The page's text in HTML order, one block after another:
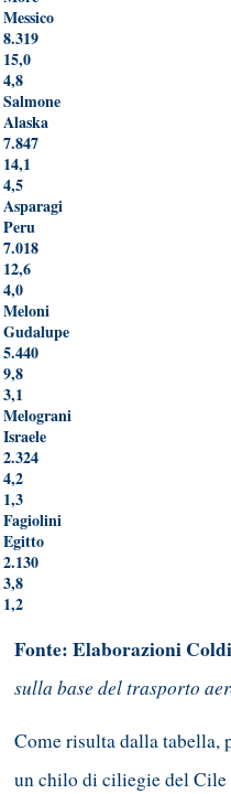
Messico
8.319
15,0
4,8
Salmone
Alaska
7.847
14,1
4,5
Asparagi
Peru
7.018
12,6
4,0
Meloni
Gudalupe
5.440
9,8
3,1
Melograni
Israele
2.324
4,2
1,3
Fagiolini
Egitto
2.130
3,8
1,2
Fonte: Elaborazioni
sulla base del trasporto
Come risulta dalla tabella,
un chilo di ciliegie del Cile